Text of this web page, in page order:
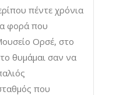
πέντε χρόνια
φορά που
Ορσέ, στο
θυμάμαι σαν να
που